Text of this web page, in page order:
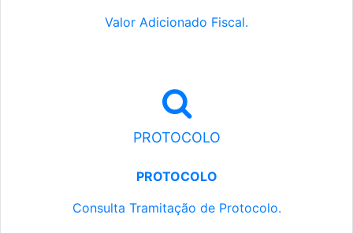
Valor Adicionado Fiscal.
PROTOCOLO
PROTOCOLO
Consulta Tramitação de Protocolo.